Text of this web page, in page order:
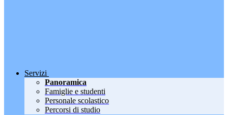
Servizi
Panoramica
Famiglie e studenti
Personale scolastico
Percorsi di studio